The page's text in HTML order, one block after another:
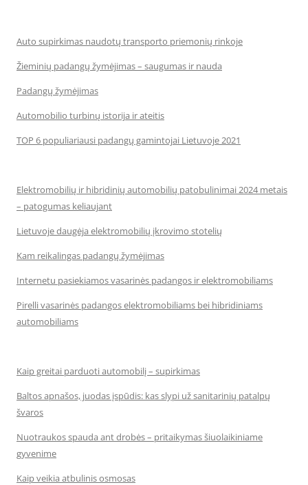
Auto supirkimas naudotų transporto priemonių rinkoje
Žieminių padangų žymėjimas – saugumas ir nauda
Padangų žymėjimas
Automobilio turbinų istorija ir ateitis
TOP 6 populiariausi padangų gamintojai Lietuvoje 2021
Elektromobilių ir hibridinių automobilių patobulinimai 2024 metais
– patogumas keliaujant
Lietuvoje daugėja elektromobilių įkrovimo stotelių
Kam reikalingas padangų žymėjimas
Internetu pasiekiamos vasarinės padangos ir elektromobiliams
Pirelli vasarinės padangos elektromobiliams bei hibridiniams
automobiliams
Kaip greitai parduoti automobilį – supirkimas
Baltos apnašos, juodas įspūdis: kas slypi už sanitarinių patalpų
švaros
Nuotraukos spauda ant drobės – pritaikymas šiuolaikiniame
gyvenime
Kaip veikia atbulinis osmosas